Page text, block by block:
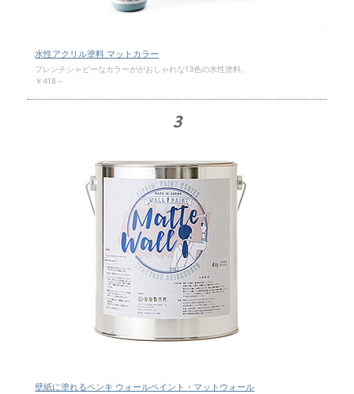
水性アクリル塗料 マットカラー
フレンチシャビーなカラーががおしゃれな13色の水性塗料。
￥418～
3
壁紙に塗れるペンキ ウォールペイント・マットウォール